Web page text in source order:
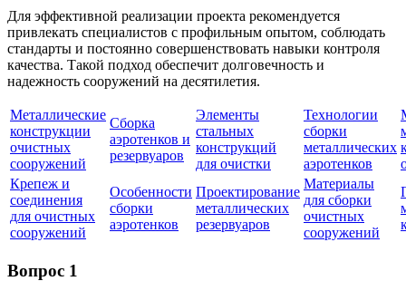
Для эффективной реализации проекта рекомендуется
привлекать специалистов с профильным опытом, соблюдать
стандарты и постоянно совершенствовать навыки контроля
качества. Такой подход обеспечит долговечность и
надежность сооружений на десятилетия.
Металлические
конструкции
очистных
сооружений
Сборка
аэротенков и
резервуаров
Элементы
стальных
конструкций
для очистки
Технологии
сборки
металлических
аэротенков
Крепеж и
соединения
для очистных
сооружений
Особенности
сборки
аэротенков
Проектирование
металлических
резервуаров
Материалы
для сборки
очистных
сооружений
Вопрос 1